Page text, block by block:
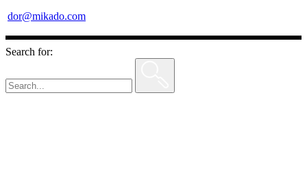
dor@mikado.com
Search for: